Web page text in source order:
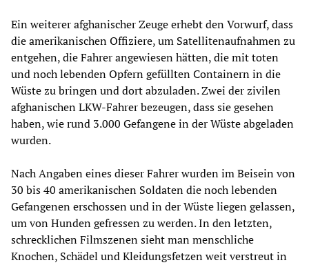
Ein weiterer afghanischer Zeuge erhebt den Vorwurf, dass
die amerikanischen Offiziere, um Satellitenaufnahmen zu
entgehen, die Fahrer angewiesen hätten, die mit toten
und noch lebenden Opfern gefüllten Containern in die
Wüste zu bringen und dort abzuladen. Zwei der zivilen
afghanischen LKW-Fahrer bezeugen, dass sie gesehen
haben, wie rund 3.000 Gefangene in der Wüste abgeladen
wurden.
Nach Angaben eines dieser Fahrer wurden im Beisein von
30 bis 40 amerikanischen Soldaten die noch lebenden
Gefangenen erschossen und in der Wüste liegen gelassen,
um von Hunden gefressen zu werden. In den letzten,
schrecklichen Filmszenen sieht man menschliche
Knochen, Schädel und Kleidungsfetzen weit verstreut in